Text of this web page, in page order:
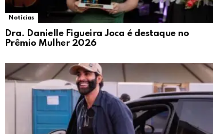
Notícias
Dra. Danielle Figueira Joca é destaque no
Prêmio Mulher 2026